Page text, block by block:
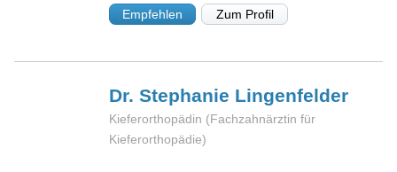
Empfehlen Zum Profil
Dr. Stephanie Lingenfelder
Kieferorthopädin (Fachzahnärztin für
Kieferorthopädie)